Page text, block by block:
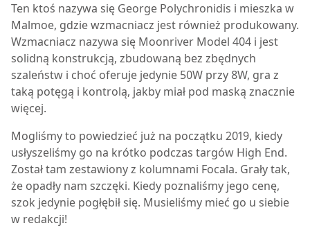
Ten ktoś nazywa się George Polychronidis i mieszka w
Malmoe, gdzie wzmacniacz jest również produkowany.
Wzmacniacz nazywa się Moonriver Model 404 i jest
solidną konstrukcją, zbudowaną bez zbędnych
szaleństw i choć oferuje jedynie 50W przy 8W, gra z
taką potęgą i kontrolą, jakby miał pod maską znacznie
więcej.
Mogliśmy to powiedzieć już na początku 2019, kiedy
usłyszeliśmy go na krótko podczas targów High End.
Został tam zestawiony z kolumnami Focala. Grały tak,
że opadły nam szczęki. Kiedy poznaliśmy jego cenę,
szok jedynie pogłębił się. Musieliśmy mieć go u siebie
w redakcji!